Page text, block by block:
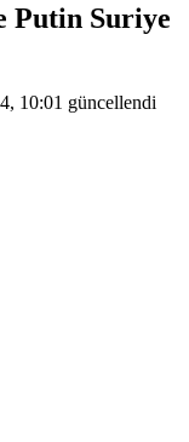
Putin Suriye
10:01 güncellendi